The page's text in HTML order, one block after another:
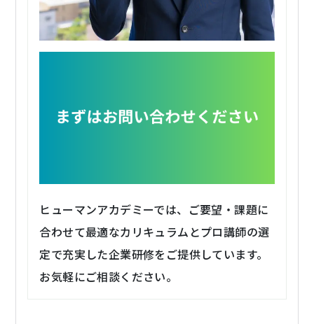
ヒューマンアカデミーでは、ご要望・課題に
合わせて最適なカリキュラムとプロ講師の選
定で充実した企業研修をご提供しています。
お気軽にご相談ください。